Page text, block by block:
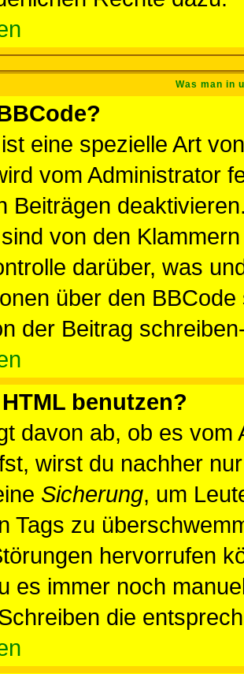
Was man in
eine spezielle Art
vom Administrator
Beiträgen
von den
darüber, was
über den
der Beitrag
benutzen?
davon ab, ob es
wirst du nachher
Sicherung, um
Tags zu
hervorrufen
es immer noch
die